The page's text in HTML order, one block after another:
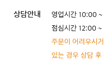
상담안내
영업시간 10:00 ~
점심시간 12:00
주문이 어려우시
있는 경우 상담